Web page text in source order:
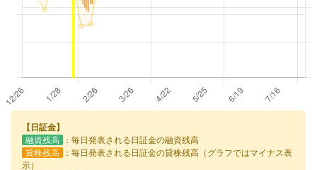
【日証金】
融資残高
：毎日発表される日証金の融資残高
貸株残高
：毎日発表される日証金の貸株残高（グラフではマイナス表
示）